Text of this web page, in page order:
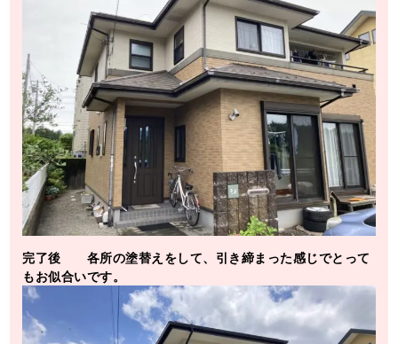
完了後 各所の塗替えをして、引き締まった感じでとって
もお似合いです。